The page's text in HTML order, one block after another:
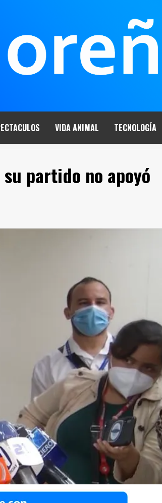
VIDA ANIMAL TECNOLOGÍA
partido no apoyó